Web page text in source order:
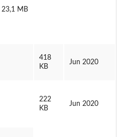
23,1 MB
418
KB
Jun 2020
222
KB
Jun 2020